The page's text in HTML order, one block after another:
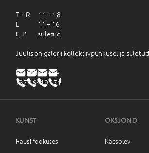
T – R 11 – 18
L 11 – 16
E, P suletud
Juulis on galerii kollektiivpuhkusel ja suletud
haus@haus.ee
+372 6419 471
KUNST
Hausi fookuses
OKSJONID
Käesolev